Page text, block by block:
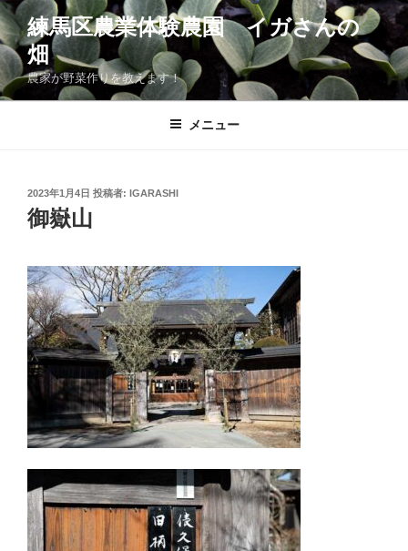
コ
ン
テ
ン
ツ
練馬区農業体験農園 イガさんの
畑
農家が野菜作りを教えます！
メニュー
投
稿
日:
2023年1月4日 投稿者: IGARASHI
御嶽山